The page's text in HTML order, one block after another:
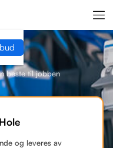
beste til jobben
og leveres av